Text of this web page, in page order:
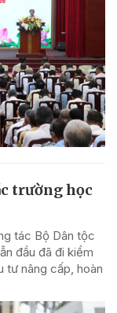
trường học
tác Bộ Dân tộc
đầu đã đi kiểm
tư nâng cấp, hoàn